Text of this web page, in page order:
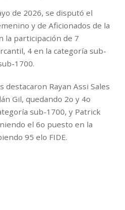
de 2026, se disputó el
y de Aficionados de la
la participación de 7
4 en la categoría sub-
1700.
Rayan Assi Sales
Gil, quedando 2o y 4o
sub-1700, y Patrick
el 6o puesto en la
95 elo FIDE.